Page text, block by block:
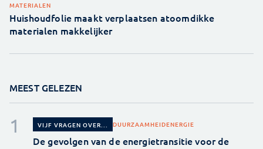
MATERIALEN
Huishoudfolie maakt verplaatsen atoomdikke
materialen makkelijker
MEEST GELEZEN
VIJF VRAGEN OVER... DUURZAAMHEIDENERGIE
De gevolgen van de energietransitie voor de